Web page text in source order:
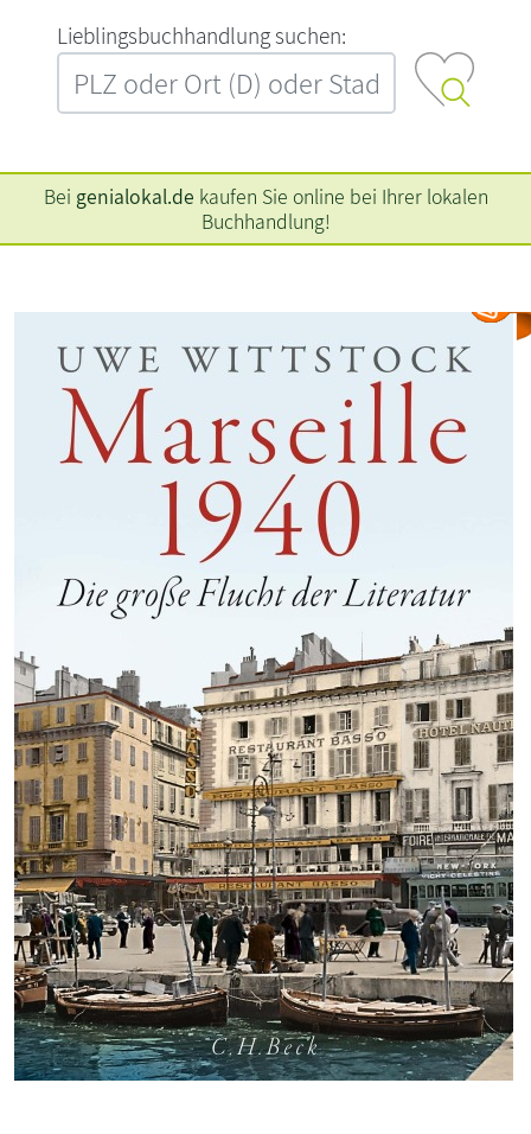
L‍i‍e‍b‍l‍i‍n‍g‍s‍b‍u‍c‍h‍h‍a‍n‍d‍l‍u‍n‍g‍ ‍s‍u‍c‍h‍e‍n‍:‍
Bei genialokal.de kaufen Sie online bei Ihrer lokalen
Buchhandlung!